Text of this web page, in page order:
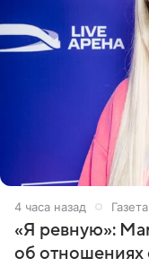
4 часа назад
«Я ревную»:
об отношениях